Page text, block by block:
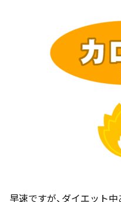
早速ですが、ダイエット